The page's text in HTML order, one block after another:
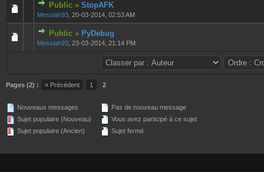
Public » StopAFK
Messiah93 20-03-2014, 02:53 AM
0 Votes - 0 sur 5 en moyenne
Public » PyDebug
Messiah93 23-03-2014, 21:14 PM
0 Votes - 0 sur 5 en moyenne
Pages (2) : « Précédent 1 2
Nouveaux messages
Sujet populaire (Nouveau)
Sujet populaire (Ancien)
Pas de nouveau message
Vous avez participé à ce sujet
Sujet fermé